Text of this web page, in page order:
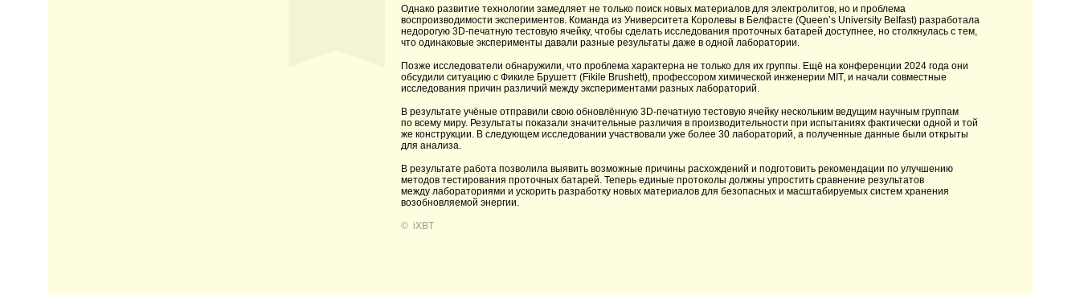
Однако развитие технологии замедляет не только поиск новых материалов для электролитов, но и проблема
воспроизводимости экспериментов. Команда из Университета Королевы в Белфасте (Queen’s University Belfast) разработала
недорогую 3D-печатную тестовую ячейку, чтобы сделать исследования проточных батарей доступнее, но столкнулась с тем,
что одинаковые эксперименты давали разные результаты даже в одной лаборатории.
Позже исследователи обнаружили, что проблема характерна не только для их группы. Ещё на конференции 2024 года они
обсудили ситуацию с Фикиле Брушетт (Fikile Brushett), профессором химической инженерии MIT, и начали совместные
исследования причин различий между экспериментами разных лабораторий.
В результате учёные отправили свою обновлённую 3D-печатную тестовую ячейку нескольким ведущим научным группам
по всему миру. Результаты показали значительные различия в производительности при испытаниях фактически одной и той
же конструкции. В следующем исследовании участвовали уже более 30 лабораторий, а полученные данные были открыты
для анализа.
В результате работа позволила выявить возможные причины расхождений и подготовить рекомендации по улучшению
методов тестирования проточных батарей. Теперь единые протоколы должны упростить сравнение результатов
между лабораториями и ускорить разработку новых материалов для безопасных и масштабируемых систем хранения
возобновляемой энергии.
© iXBT